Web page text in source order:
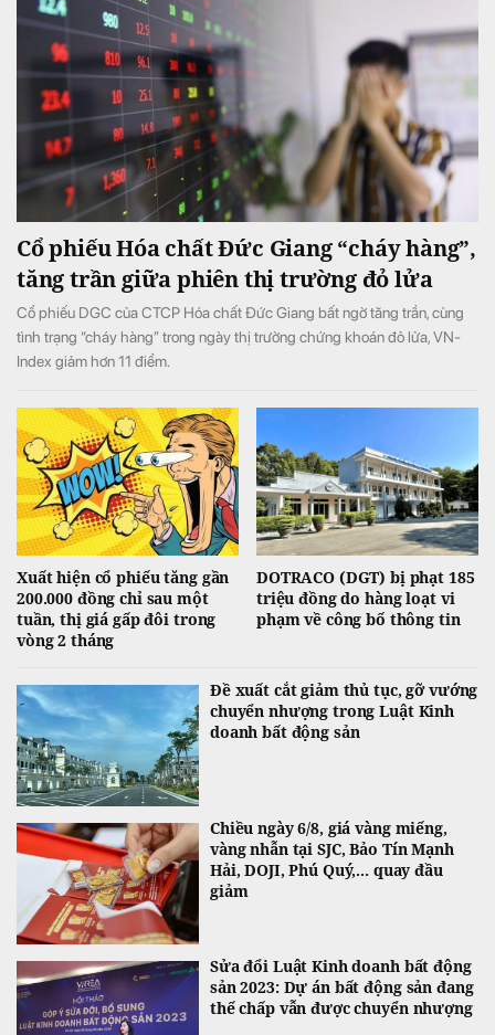
Cổ phiếu Hóa chất Đức Giang “cháy hàng”,
tăng trần giữa phiên thị trường đỏ lửa
Cổ phiếu DGC của CTCP Hóa chất Đức Giang bất ngờ tăng trần, cùng
tình trạng “cháy hàng” trong ngày thị trường chứng khoán đỏ lửa, VN-
Index giảm hơn 11 điểm.
Xuất hiện cổ phiếu tăng gần
200.000 đồng chỉ sau một
tuần, thị giá gấp đôi trong
vòng 2 tháng
DOTRACO (DGT) bị phạt 185
triệu đồng do hàng loạt vi
phạm về công bố thông tin
Đề xuất cắt giảm thủ tục, gỡ vướng
chuyển nhượng trong Luật Kinh
doanh bất động sản
Chiều ngày 6/8, giá vàng miếng,
vàng nhẫn tại SJC, Bảo Tín Mạnh
Hải, DOJI, Phú Quý,... quay đầu
giảm
Sửa đổi Luật Kinh doanh bất động
sản 2023: Dự án bất động sản đang
thế chấp vẫn được chuyển nhượng